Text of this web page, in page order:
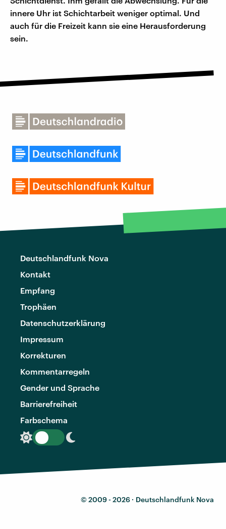
innere Uhr ist Schichtarbeit weniger optimal. Und
auch für die Freizeit kann sie eine Herausforderung
sein.
Deutschlandfunk Nova
Kontakt
Empfang
Trophäen
Datenschutzerklärung
Impressum
Korrekturen
Kommentarregeln
Gender und Sprache
Barrierefreiheit
Farbschema
© 2009 - 2026 · Deutschlandfunk Nova